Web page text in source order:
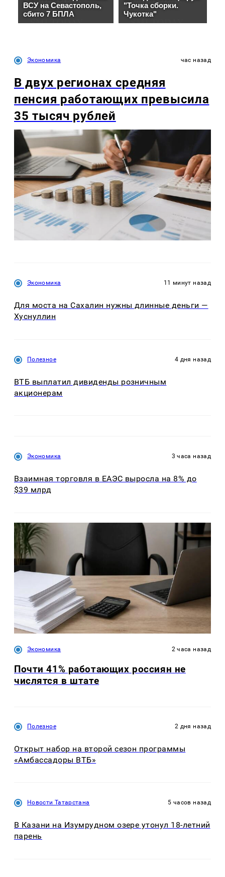
Экономика час назад
В двух регионах средняя
пенсия работающих превысила
35 тысяч рублей
Экономика 11 минут назад
Для моста на Сахалин нужны длинные деньги —
Хуснуллин
Полезное 4 дня назад
ВТБ выплатил дивиденды розничным
акционерам
Экономика 3 часа назад
Взаимная торговля в ЕАЭС выросла на 8% до
$39 млрд
Экономика 2 часа назад
Почти 41% работающих россиян не
числятся в штате
Полезное 2 дня назад
Открыт набор на второй сезон программы
«Амбассадоры ВТБ»
Новости Татарстана 5 часов назад
В Казани на Изумрудном озере утонул 18-летний
парень